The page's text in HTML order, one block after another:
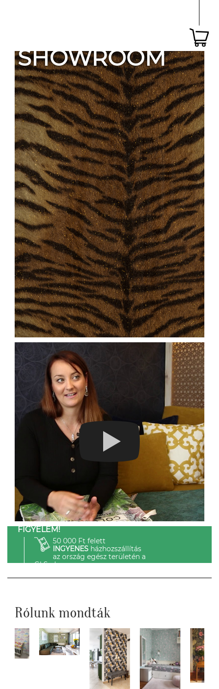
SHOWROOM
FIGYELEM!
50 000 Ft felett
INGYENESházhozszállítás
az ország egész területén a
GLS-el.
Rólunk mondták